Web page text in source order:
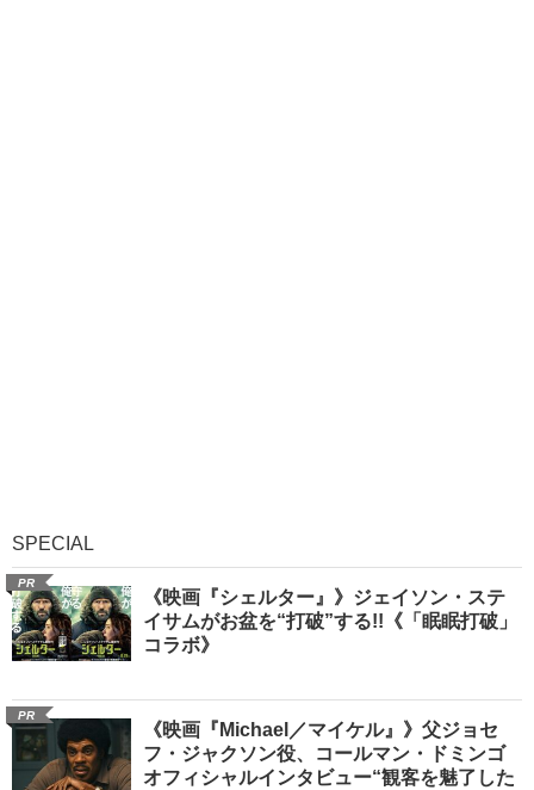
SPECIAL
PR
《映画『シェルター』》ジェイソン・ステ
イサムがお盆を“打破”する!!《「眠眠打破」
コラボ》
PR
《映画『Michael／マイケル』》父ジョセ
フ・ジャクソン役、コールマン・ドミンゴ
オフィシャルインタビュー“観客を魅了した